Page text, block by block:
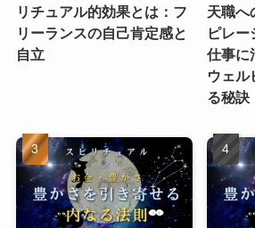
リチュアル的効果とは：フ
リーランスの自己肯定感と
自立
天職へ
ピレ
仕事に
ウェル
る秘訣